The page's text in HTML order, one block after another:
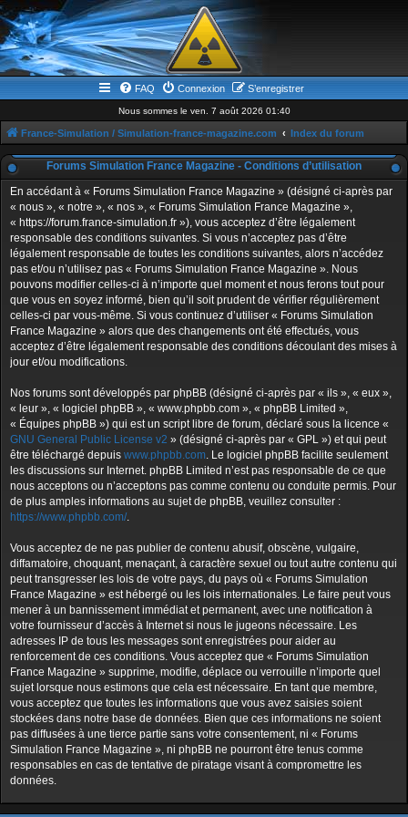
FAQ Connexion S’enregistrer
Nous sommes le ven. 7 août 2026 01:40
France-Simulation / Simulation-france-magazine.com Index du forum
Forums Simulation France Magazine - Conditions d’utilisation
En accédant à « Forums Simulation France Magazine » (désigné ci-après par
« nous », « notre », « nos », « Forums Simulation France Magazine »,
« https://forum.france-simulation.fr »), vous acceptez d’être légalement
responsable des conditions suivantes. Si vous n’acceptez pas d’être
légalement responsable de toutes les conditions suivantes, alors n’accédez
pas et/ou n’utilisez pas « Forums Simulation France Magazine ». Nous
pouvons modifier celles-ci à n’importe quel moment et nous ferons tout pour
que vous en soyez informé, bien qu’il soit prudent de vérifier régulièrement
celles-ci par vous-même. Si vous continuez d’utiliser « Forums Simulation
France Magazine » alors que des changements ont été effectués, vous
acceptez d’être légalement responsable des conditions découlant des mises à
jour et/ou modifications.
Nos forums sont développés par phpBB (désigné ci-après par « ils », « eux »,
« leur », « logiciel phpBB », « www.phpbb.com », « phpBB Limited »,
« Équipes phpBB ») qui est un script libre de forum, déclaré sous la licence «
GNU General Public License v2 » (désigné ci-après par « GPL ») et qui peut
être téléchargé depuis www.phpbb.com. Le logiciel phpBB facilite seulement
les discussions sur Internet. phpBB Limited n’est pas responsable de ce que
nous acceptons ou n’acceptons pas comme contenu ou conduite permis. Pour
de plus amples informations au sujet de phpBB, veuillez consulter :
https://www.phpbb.com/.
Vous acceptez de ne pas publier de contenu abusif, obscène, vulgaire,
diffamatoire, choquant, menaçant, à caractère sexuel ou tout autre contenu qui
peut transgresser les lois de votre pays, du pays où « Forums Simulation
France Magazine » est hébergé ou les lois internationales. Le faire peut vous
mener à un bannissement immédiat et permanent, avec une notification à
votre fournisseur d’accès à Internet si nous le jugeons nécessaire. Les
adresses IP de tous les messages sont enregistrées pour aider au
renforcement de ces conditions. Vous acceptez que « Forums Simulation
France Magazine » supprime, modifie, déplace ou verrouille n’importe quel
sujet lorsque nous estimons que cela est nécessaire. En tant que membre,
vous acceptez que toutes les informations que vous avez saisies soient
stockées dans notre base de données. Bien que ces informations ne soient
pas diffusées à une tierce partie sans votre consentement, ni « Forums
Simulation France Magazine », ni phpBB ne pourront être tenus comme
responsables en cas de tentative de piratage visant à compromettre les
données.